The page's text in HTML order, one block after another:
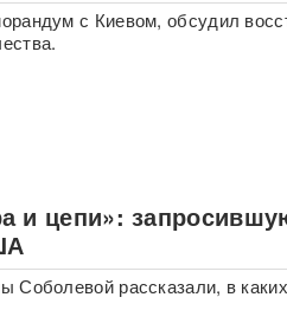
с Киевом, обсудил
и цепи»:
Соболевой рассказали, в